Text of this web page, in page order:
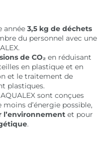
année3,5 kg de déchets
du personnel avec une
de CO₂ en réduisant
en plastique et en
et le traitement de
plastiques.
sont conçues
d’énergie possible,
l’environnement et pour
.